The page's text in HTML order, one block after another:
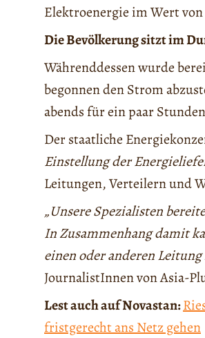
Elektroenergie im Wert
Die Bevölkerung sitzt im
Währenddessen wurde
begonnen den Strom
abends für ein paar
Der staatliche
Einstellung der
Leitungen, Verteilern und
„Unsere Spezialisten
In Zusammenhang damit
einen oder anderen
JournalistInnen von Asia-
Lest auch auf Novastan:
fristgerecht ans Netz gehen